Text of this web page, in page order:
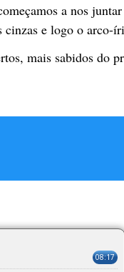
a nos
cinzas e logo o arco-
mais sabidos do
08:17